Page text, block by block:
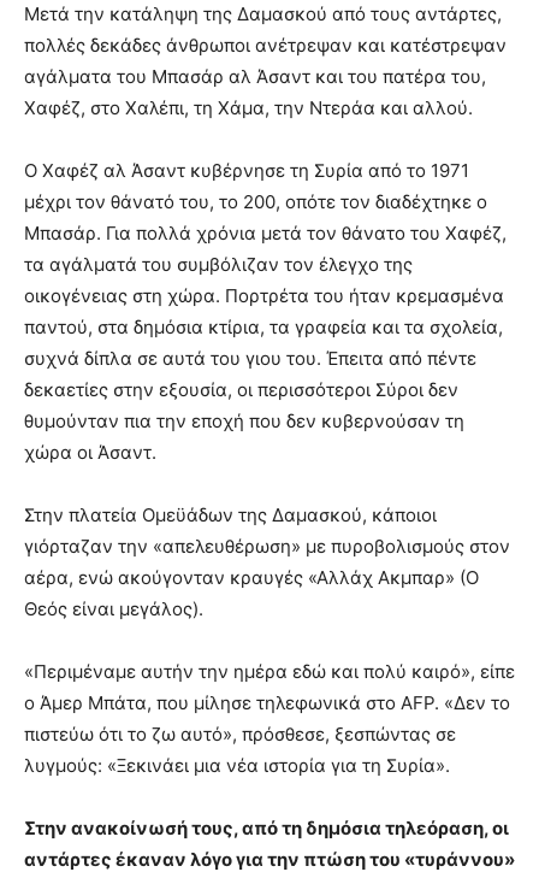
Μετά την κατάληψη της Δαμασκού από τους αντάρτες,
πολλές δεκάδες άνθρωποι ανέτρεψαν και κατέστρεψαν
αγάλματα του Μπασάρ αλ Άσαντ και του πατέρα του,
Χαφέζ, στο Χαλέπι, τη Χάμα, την Ντεράα και αλλού.
Ο Χαφέζ αλ Άσαντ κυβέρνησε τη Συρία από το 1971
μέχρι τον θάνατό του, το 200, οπότε τον διαδέχτηκε ο
Μπασάρ. Για πολλά χρόνια μετά τον θάνατο του Χαφέζ,
τα αγάλματά του συμβόλιζαν τον έλεγχο της
οικογένειας στη χώρα. Πορτρέτα του ήταν κρεμασμένα
παντού, στα δημόσια κτίρια, τα γραφεία και τα σχολεία,
συχνά δίπλα σε αυτά του γιου του. Έπειτα από πέντε
δεκαετίες στην εξουσία, οι περισσότεροι Σύροι δεν
θυμούνταν πια την εποχή που δεν κυβερνούσαν τη
χώρα οι Άσαντ.
Στην πλατεία Ομεϋάδων της Δαμασκού, κάποιοι
γιόρταζαν την «απελευθέρωση» με πυροβολισμούς στον
αέρα, ενώ ακούγονταν κραυγές «Αλλάχ Ακμπαρ» (Ο
Θεός είναι μεγάλος).
«Περιμέναμε αυτήν την ημέρα εδώ και πολύ καιρό», είπε
ο Άμερ Μπάτα, που μίλησε τηλεφωνικά στο AFP. «Δεν το
πιστεύω ότι το ζω αυτό», πρόσθεσε, ξεσπώντας σε
λυγμούς: «Ξεκινάει μια νέα ιστορία για τη Συρία».
Στην ανακοίνωσή τους, από τη δημόσια τηλεόραση, οι
αντάρτες έκαναν λόγο για την πτώση του «τυράννου»